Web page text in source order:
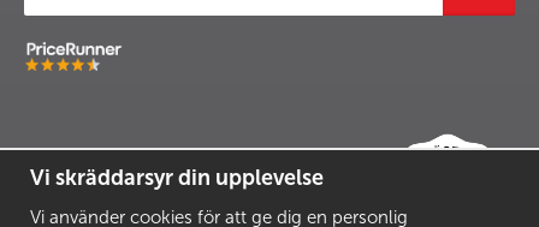
Vi skräddarsyr din upplevelse
Vi använder cookies för att ge dig en personlig